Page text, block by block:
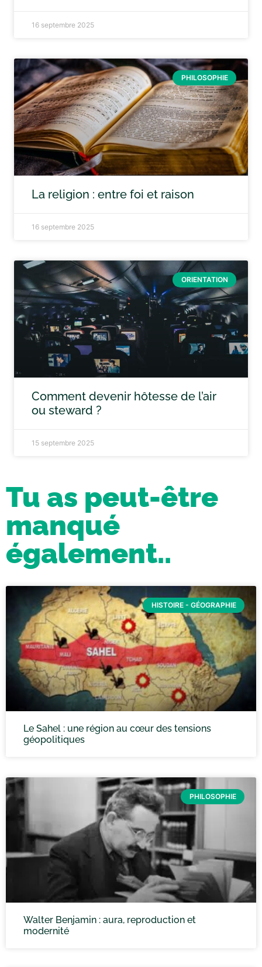
16 septembre 2025
PHILOSOPHIE
La religion : entre foi et raison
16 septembre 2025
ORIENTATION
Comment devenir hôtesse de l’air
ou steward ?
15 septembre 2025
Tu as peut-être
manqué
également..
HISTOIRE - GÉOGRAPHIE
Le Sahel : une région au cœur des tensions
géopolitiques
PHILOSOPHIE
Walter Benjamin : aura, reproduction et
modernité